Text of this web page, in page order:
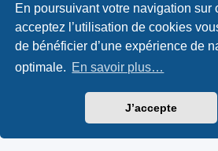
En poursuivant votre navigation sur
acceptez l’utilisation de cookies
de bénéficier d’une expérience de
optimale. En savoir plus…
J’accepte